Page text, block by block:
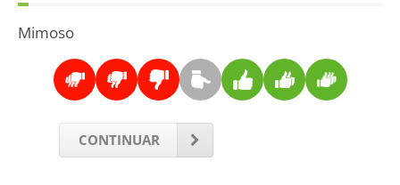
Mimoso
CONTINUAR